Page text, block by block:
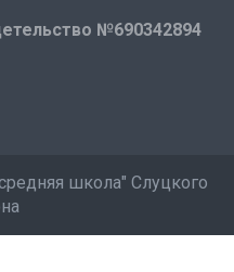
№690342894
школа" Слуцкого